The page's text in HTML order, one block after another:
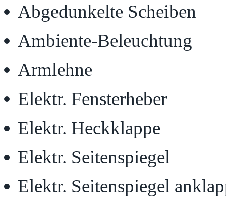
Abgedunkelte Scheiben
Ambiente-Beleuchtung
Armlehne
Elektr. Fensterheber
Elektr. Heckklappe
Elektr. Seitenspiegel
Elektr. Seitenspiegel